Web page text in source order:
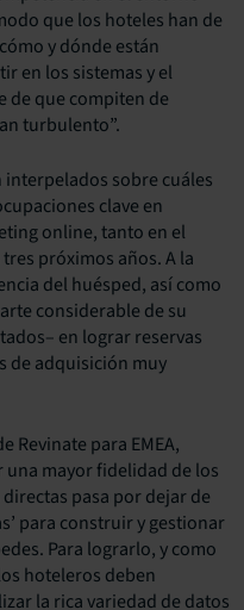
que los hoteles han de
y dónde están
en los sistemas y el
de que compiten de
turbulento”.
sobre cuáles
clave en
online, tanto en el
próximos años. A la
del huésped, así como
considerable de su
en lograr reservas
de adquisición muy
Revinate para EMEA,
una mayor fidelidad de los
pasa por dejar de
para construir y gestionar
Para lograrlo, y como
hoteleros deben
la rica variedad de datos